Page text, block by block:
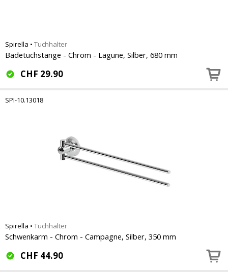
Spirella • Tuchhalter
Badetuchstange - Chrom - Lagune, Silber, 680 mm
CHF 29.90
SPI-10.13018
Spirella • Tuchhalter
Schwenkarm - Chrom - Campagne, Silber, 350 mm
CHF 44.90